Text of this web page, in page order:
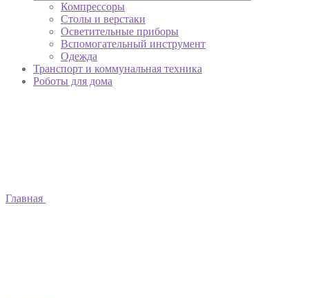
Компрессоры
Столы и верстаки
Осветительные приборы
Вспомогательный инструмент
Одежда
Транспорт и коммунальная техника
Роботы для дома
Главная